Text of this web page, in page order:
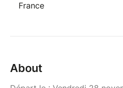
France
About